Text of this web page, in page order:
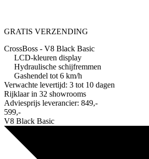
GRATIS VERZENDING
CrossBoss - V8 Black Basic
LCD-kleuren display
Hydraulische schijfremmen
Gashendel tot 6 km/h
Verwachte levertijd: 3 tot 10 dagen
Rijklaar in 32 showrooms
Adviesprijs leverancier: 849,-
599,-
V8 Black Basic